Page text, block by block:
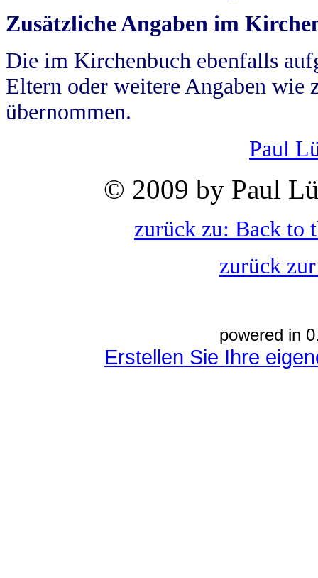
Zusätzliche Angaben im
Die im Kirchenbuch ebenfalls
Eltern oder weitere Angaben wie
übernommen.
Paul
© 2009 by Paul
zurück zu: Back to
zurück
powered in
Erstellen Sie Ihre